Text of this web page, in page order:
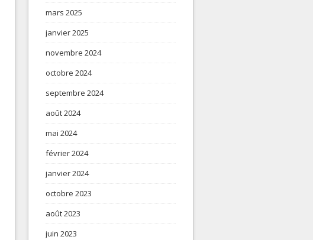
mars 2025
janvier 2025
novembre 2024
octobre 2024
septembre 2024
août 2024
mai 2024
février 2024
janvier 2024
octobre 2023
août 2023
juin 2023